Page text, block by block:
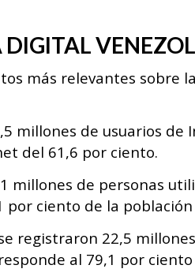
más relevantes sobre
millones de usuarios de
del 61,6 por ciento.
millones de personas
por ciento de la
registraron 22,5
al 79,1 por